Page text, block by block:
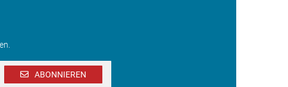
ABONNIEREN